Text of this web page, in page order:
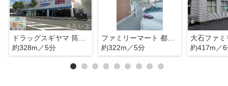
ドラッグスギヤマ 筒井店
約328m／5分
ファミリーマート 都通二丁目店
約322m／5分
約417m／